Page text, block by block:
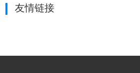
友情链接